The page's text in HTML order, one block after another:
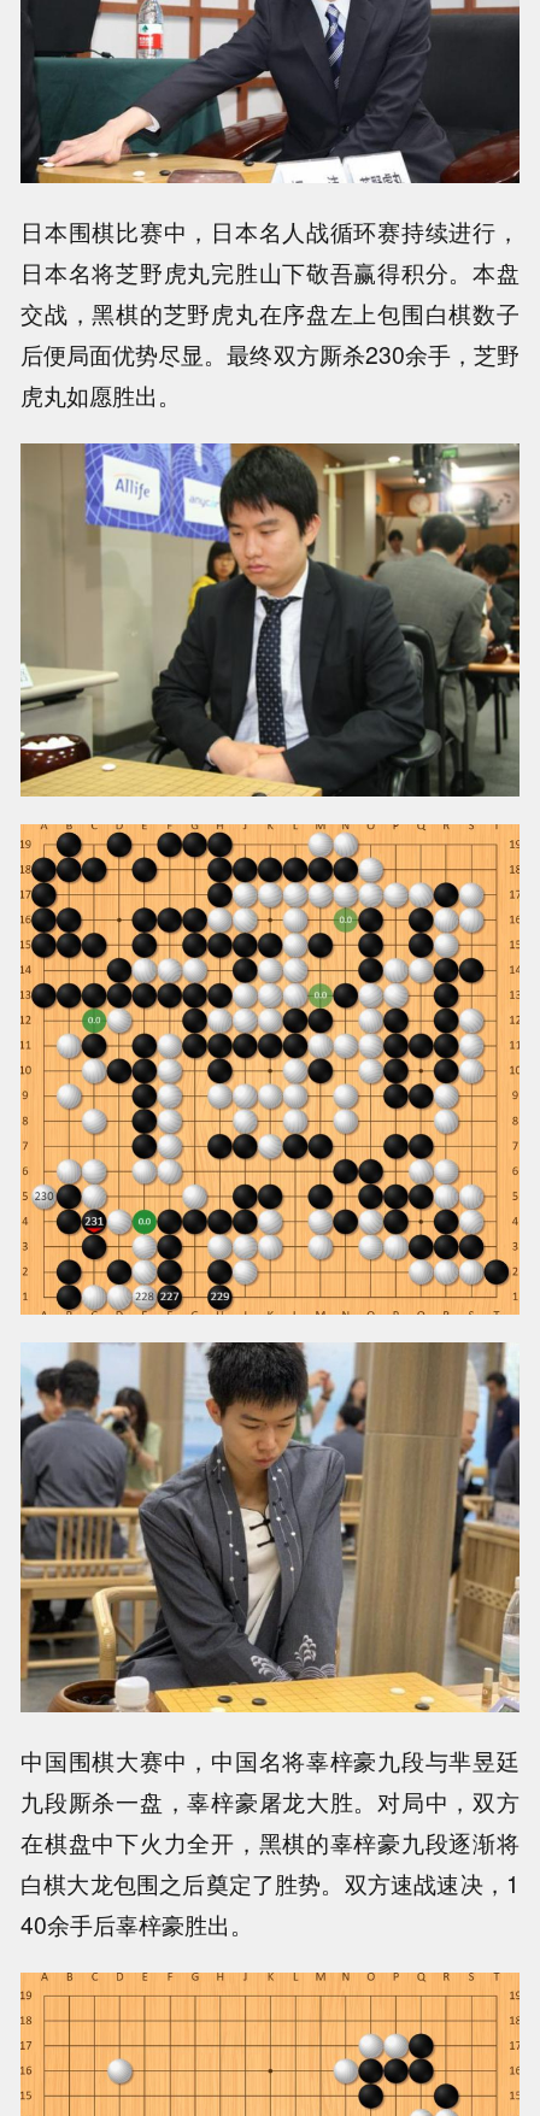
日本围棋比赛中，日本名人战循环赛持续进行，
日本名将芝野虎丸完胜山下敬吾赢得积分。本盘
交战，黑棋的芝野虎丸在序盘左上包围白棋数子
后便局面优势尽显。最终双方厮杀230余手，芝野
虎丸如愿胜出。
中国围棋大赛中，中国名将辜梓豪九段与芈昱廷
九段厮杀一盘，辜梓豪屠龙大胜。对局中，双方
在棋盘中下火力全开，黑棋的辜梓豪九段逐渐将
白棋大龙包围之后奠定了胜势。双方速战速决，1
40余手后辜梓豪胜出。